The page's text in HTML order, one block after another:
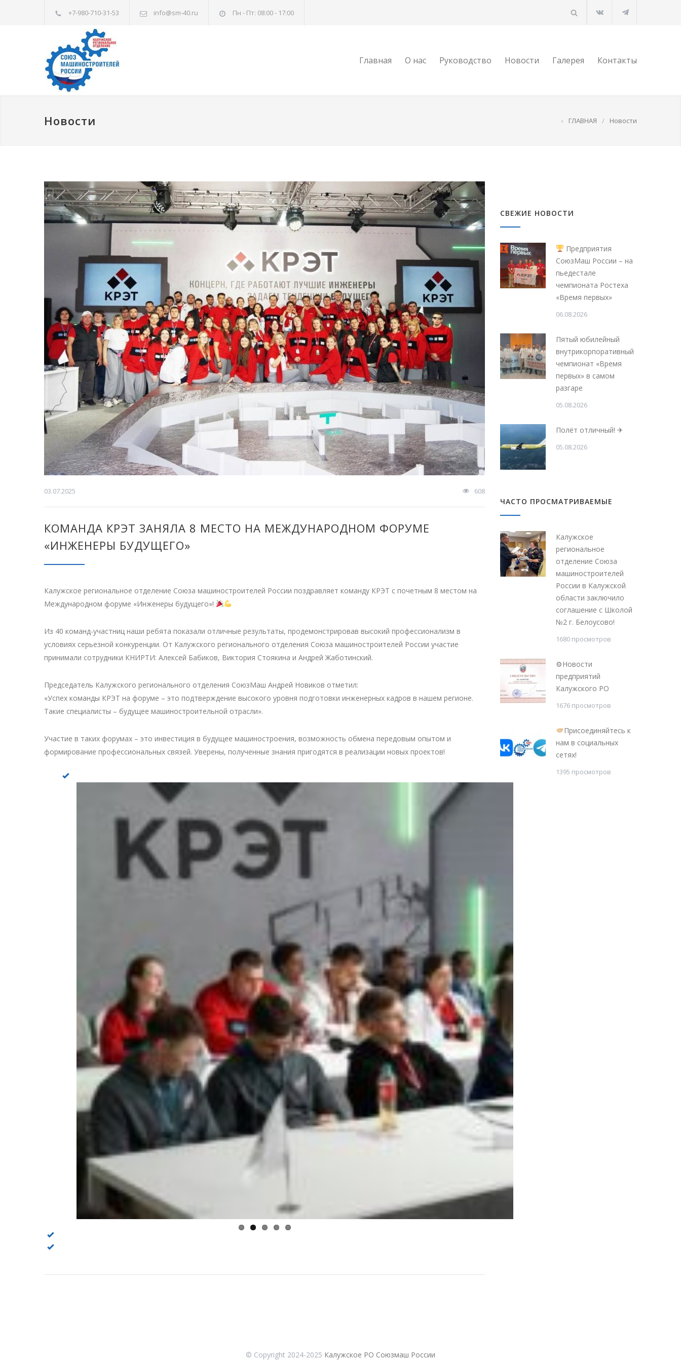
+7-980-710-31-53 info@sm-40.ru Пн - Пт: 08:00 - 17:00
Главная О нас Руководство Новости Галерея Контакты
Новости › ГЛАВНАЯ / Новости
03.07.2025 608
КОМАНДА КРЭТ ЗАНЯЛА 8 МЕСТО НА МЕЖДУНАРОДНОМ ФОРУМЕ
«ИНЖЕНЕРЫ БУДУЩЕГО»
Калужское региональное отделение Союза машиностроителей России поздравляет команду КРЭТ с почетным 8 местом на
Международном форуме «Инженеры будущего»!
Из 40 команд-участниц наши ребята показали отличные результаты, продемонстрировав высокий профессионализм в
условиях серьезной конкуренции. От Калужского регионального отделения Союза машиностроителей России участие
принимали сотрудники КНИРТИ: Алексей Бабиков, Виктория Стоякина и Андрей Жаботинский.
Председатель Калужского регионального отделения СоюзМаш Андрей Новиков отметил:
«Успех команды КРЭТ на форуме – это подтверждение высокого уровня подготовки инженерных кадров в нашем регионе.
Такие специалисты – будущее машиностроительной отрасли».
Участие в таких форумах – это инвестиция в будущее машиностроения, возможность обмена передовым опытом и
формирование профессиональных связей. Уверены, полученные знания пригодятся в реализации новых проектов!
СВЕЖИЕ НОВОСТИ
Предприятия
СоюзМаш России – на
пьедестале
чемпионата Ростеха
«Время первых»
06.08.2026
Пятый юбилейный
внутрикорпоративный
чемпионат «Время
первых» в самом
разгаре
05.08.2026
Полёт отличный! ✈
05.08.2026
ЧАСТО ПРОСМАТРИВАЕМЫЕ
Калужское
региональное
отделение Союза
машиностроителей
России в Калужской
области заключило
соглашение с Школой
№2 г. Белоусово!
1680 просмотров
⚙Новости
предприятий
Калужского РО
1676 просмотров
Присоединяйтесь к
нам в социальных
сетях!
1395 просмотров
© Copyright 2024-2025 Калужское РО Союзмаш России